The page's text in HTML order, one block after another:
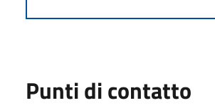
Punti di contatto